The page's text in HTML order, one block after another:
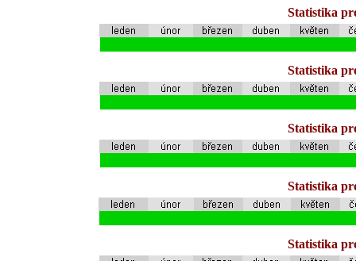
Statistika
Statistika
Statistika
Statistika
Statistika